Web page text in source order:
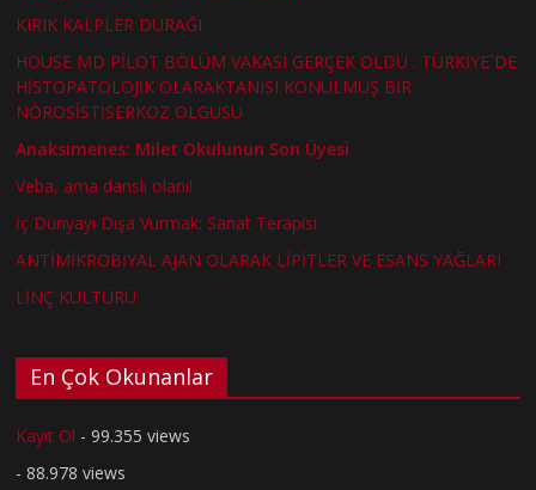
KIRIK KALPLER DURAĞI
HOUSE MD PİLOT BÖLÜM VAKASI GERÇEK OLDU : TÜRKİYE´DE
HİSTOPATOLOJİK OLARAKTANISI KONULMUŞ BİR
NÖROSİSTİSERKOZ OLGUSU
Anaksimenes: Milet Okulunun Son Üyesi
Veba, ama danslı olanı!
İç Dünyayı Dışa Vurmak: Sanat Terapisi
ANTİMİKROBİYAL AJAN OLARAK LİPİTLER VE ESANS YAĞLARI
LİNÇ KÜLTÜRÜ
En Çok Okunanlar
Kayıt Ol - 99.355 views
- 88.978 views